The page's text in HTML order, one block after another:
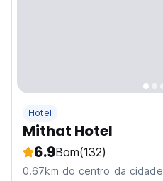
Hotel
Mithat Hotel
6.9Bom(132)
0.67km do centro da cidade